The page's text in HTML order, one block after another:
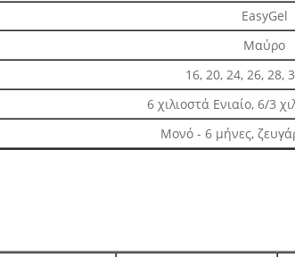
EasyGel
Μαύρο
16, 20, 24, 26, 28,
6 χιλιοστά Ενιαίο, 6/3
Μονό - 6 μήνες,